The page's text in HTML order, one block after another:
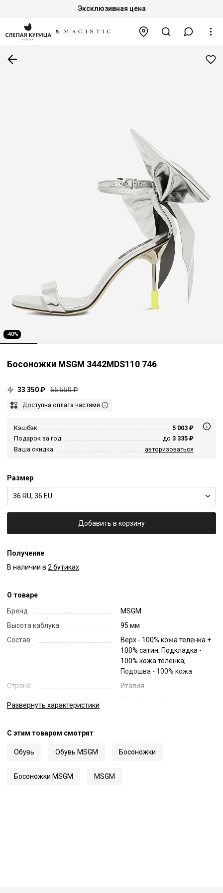
Эксклюзивная цена
-40%
Босоножки MSGM 3442MDS110 746
33 350 ₽ 55 550 ₽
Доступна оплата частями
Кэшбэк
5 003 ₽
Подарок за год
до 3 335 ₽
Ваша скидка
авторизоваться
Размер
36 RU, 36 EU
Добавить в корзину
Получение
В наличии в 2 бутиках
О товаре
Бренд
MSGM
Высота каблука
95 мм
Состав
Верх - 100% кожа теленка +
100% сатин; Подкладка -
100% кожа теленка;
Подошва - 100% кожа
Страна
Италия
Цвет
Артикул
Развернуть характеристики
С этим товаром смотрят
Обувь Обувь MSGM Босоножки
Босоножки MSGM MSGM